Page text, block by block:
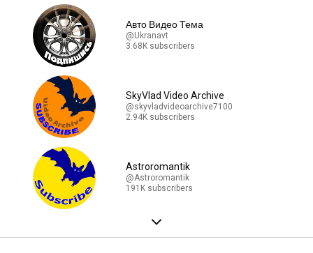
Авто Видео Тема
@Ukranavt
3.68K subscribers
SkyVlad Video Archive
@skyvladvideoarchive7100
2.94K subscribers
Astroromantik
@Astroromantik
191K subscribers